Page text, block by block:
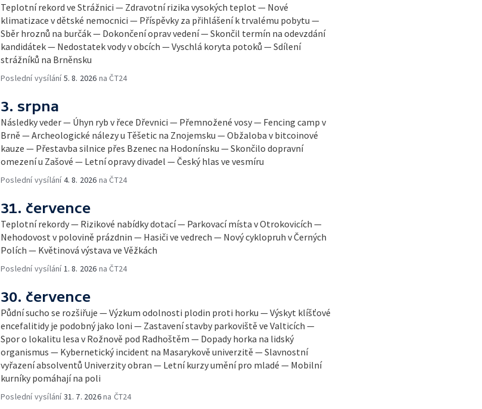
Teplotní rekord ve Strážnici — Zdravotní rizika vysokých teplot — Nové
klimatizace v dětské nemocnici — Příspěvky za přihlášení k trvalému pobytu —
Sběr hroznů na burčák — Dokončení oprav vedení — Skončil termín na odevzdání
kandidátek — Nedostatek vody v obcích — Vyschlá koryta potoků — Sdílení
strážníků na Brněnsku
Poslední vysílání5. 8. 2026 na ČT24
3. srpna
Následky veder — Úhyn ryb v řece Dřevnici — Přemnožené vosy — Fencing camp v
Brně — Archeologické nálezy u Těšetic na Znojemsku — Obžaloba v bitcoinové
kauze — Přestavba silnice přes Bzenec na Hodonínsku — Skončilo dopravní
omezení u Zašové — Letní opravy divadel — Český hlas ve vesmíru
Poslední vysílání4. 8. 2026 na ČT24
31. července
Teplotní rekordy — Rizikové nabídky dotací — Parkovací místa v Otrokovicích —
Nehodovost v polovině prázdnin — Hasiči ve vedrech — Nový cyklopruh v Černých
Polích — Květinová výstava ve Věžkách
Poslední vysílání 1. 8. 2026 na ČT24
30. července
Půdní sucho se rozšiřuje — Výzkum odolnosti plodin proti horku — Výskyt klíšťové
encefalitidy je podobný jako loni — Zastavení stavby parkoviště ve Valticích —
Spor o lokalitu lesa v Rožnově pod Radhoštěm — Dopady horka na lidský
organismus — Kybernetický incident na Masarykově univerzitě — Slavnostní
vyřazení absolventů Univerzity obran — Letní kurzy umění pro mladé — Mobilní
kurníky pomáhají na poli
Poslední vysílání31. 7. 2026na ČT24